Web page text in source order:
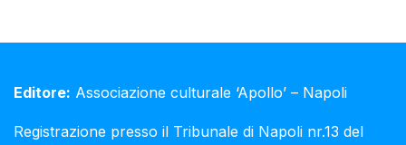
Editore: Associazione culturale ‘Apollo’ – Napoli
Registrazione presso il Tribunale di Napoli nr.13 del